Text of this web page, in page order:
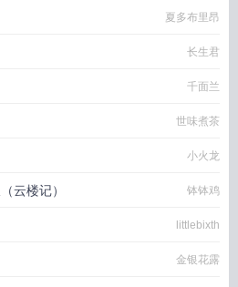
夏多布里昂
长生君
千面兰
世味煮茶
小火龙
云楼记） 钵钵鸡
littlebixth
金银花露